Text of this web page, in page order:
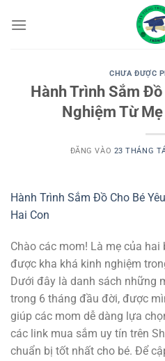
qua
CHƯA ĐƯỢC
Hành Trình Sắm
Nghiệm Từ
ĐĂNG VÀO 23 THÁNG
Hành Trình Sắm Đồ Cho Bé
Hai Con
Chào các mom! Là mẹ của
được kha khá kinh nghiệm
Dưới đây là danh sách những
trong 6 tháng đầu đời, được
giúp các mom dễ dàng lựa
các link mua sắm uy tín trên
chuẩn bị tốt nhất cho bé. Để